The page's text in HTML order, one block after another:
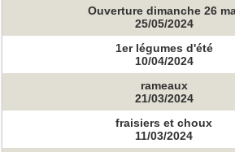
Ouverture dimanche 26
25/05/2024
1er légumes d'été
10/04/2024
rameaux
21/03/2024
fraisiers et choux
11/03/2024